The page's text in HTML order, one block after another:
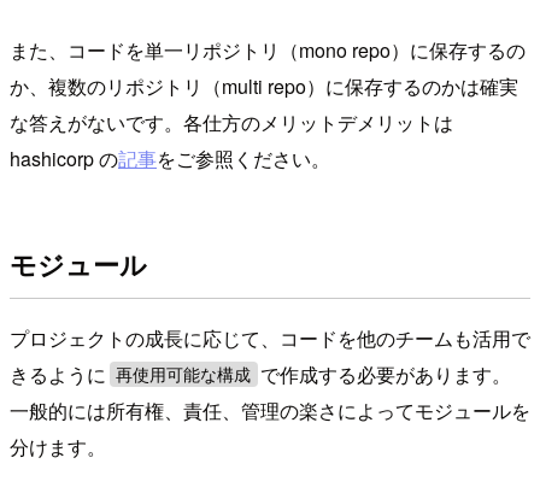
また、コードを単一リポジトリ（mono repo）に保存するの
か、複数のリポジトリ（multi repo）に保存するのかは確実
な答えがないです。各仕方のメリットデメリットは
hashicorp の記事をご参照ください。
モジュール
プロジェクトの成長に応じて、コードを他のチームも活用で
きるように 再使用可能な構成 で作成する必要があります。
一般的には所有権、責任、管理の楽さによってモジュールを
分けます。